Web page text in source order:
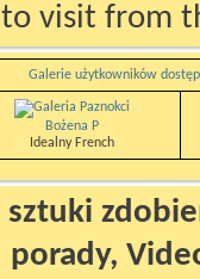
visit from
Galerie użytkowników
Bożena P
Idealny French
porady,